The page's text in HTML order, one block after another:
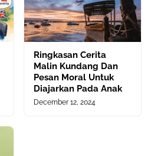
Ringkasan Cerita
Malin Kundang Dan
Pesan Moral Untuk
Diajarkan Pada Anak
December 12, 2024